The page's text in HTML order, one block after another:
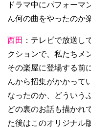
ドラマ中にパフォーマ
ん何の曲をやったのか
西田 ：テレビで放送し
クションで、私たちメ
その楽屋に登場する前
んから招集がかかって
なったのか、どういう
どの裏のお話も描かれ
た後はこのオリジナル